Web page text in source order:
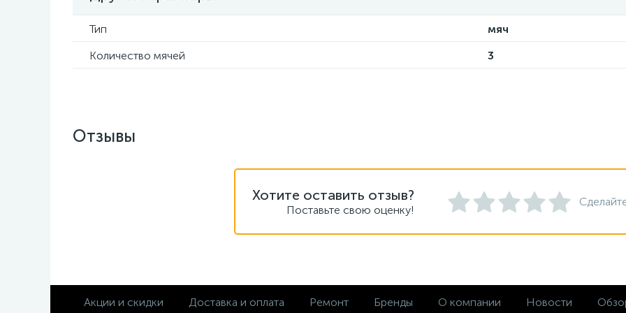
Тип
мяч
Количество мячей
3
Отзывы
Хотите оставить отзыв?
Поставьте свою оценку!
Акции и скидки Доставка и оплата Ремонт Бренды О компании Новости